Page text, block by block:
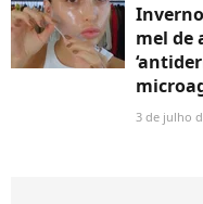
mel de
3 de julho